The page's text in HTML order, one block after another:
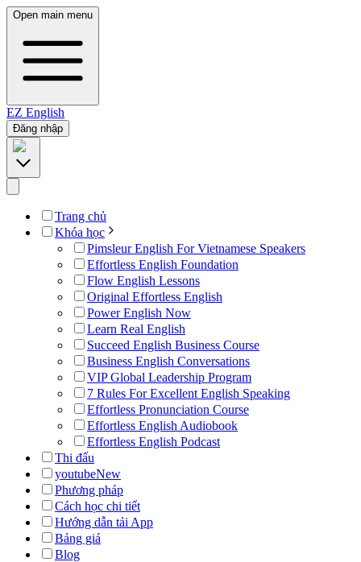
Open main menu
EZ English
Đăng nhập
Trang chủ
Khóa học
Pimsleur English For Vietnamese Speakers
Effortless English Foundation
Flow English Lessons
Original Effortless English
Power English Now
Learn Real English
Succeed English Business Course
Business English Conversations
VIP Global Leadership Program
7 Rules For Excellent English Speaking
Effortless Pronunciation Course
Effortless English Audiobook
Effortless English Podcast
Thi đấu
youtubeNew
Phương pháp
Cách học chi tiết
Hướng dẫn tải App
Bảng giá
Blog